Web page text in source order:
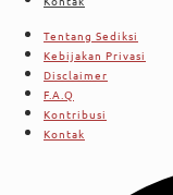
Tentang Sediksi
Kebijakan Privasi
Disclaimer
F.A.Q
Kontribusi
Kontak